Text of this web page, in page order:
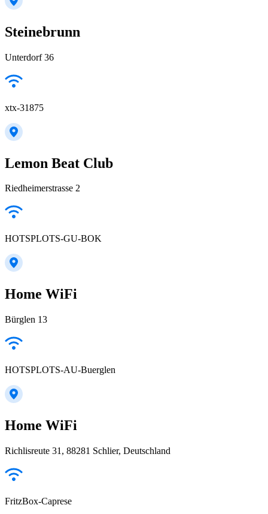
Steinebrunn
Unterdorf 36
xtx-31875
Lemon Beat Club
Riedheimerstrasse 2
HOTSPLOTS-GU-BOK
Home WiFi
Bürglen 13
HOTSPLOTS-AU-Buerglen
Home WiFi
Richlisreute 31, 88281 Schlier, Deutschland
FritzBox-Caprese